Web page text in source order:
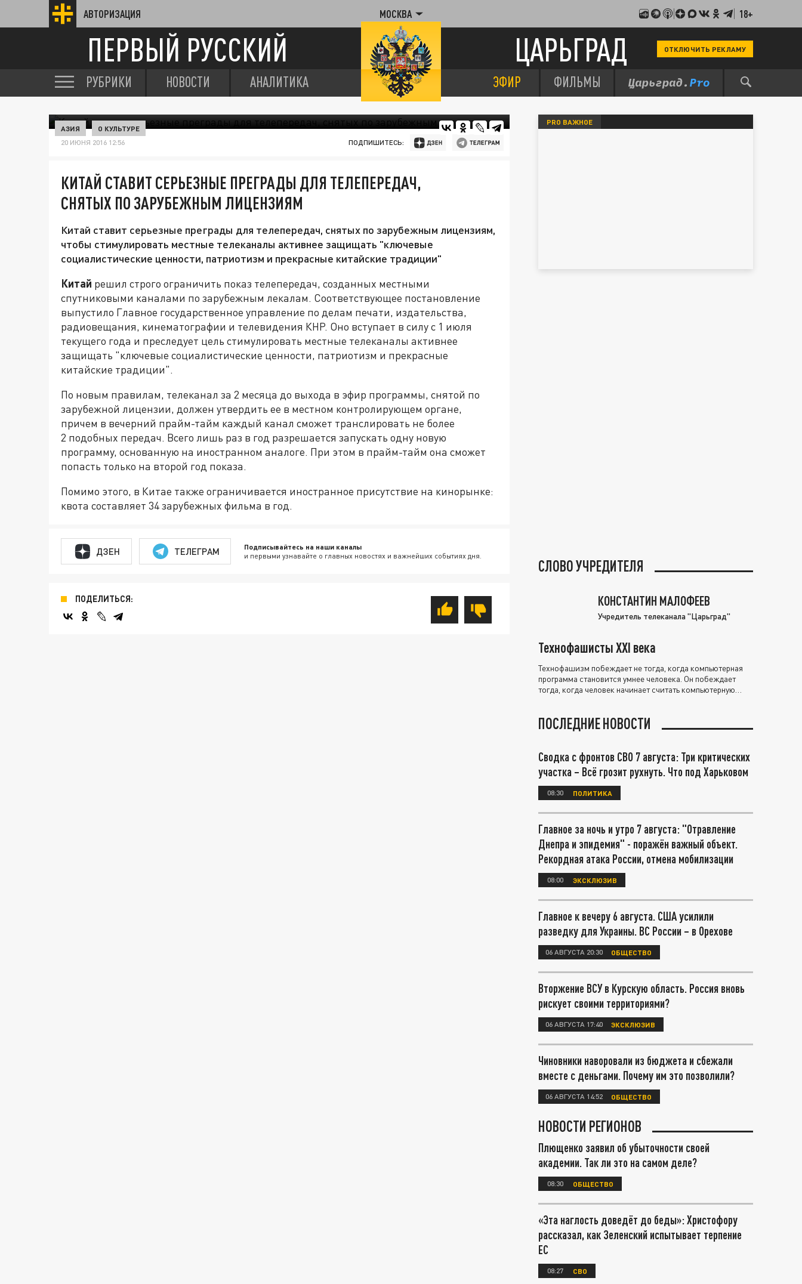
АВТОРИЗАЦИЯ МОСКВА 18+
ПЕРВЫЙ РУССКИЙ ЦАРЬГРАД ОТКЛЮЧИТЬ РЕКЛАМУ
РУБРИКИ НОВОСТИ АНАЛИТИКА ЭФИР ФИЛЬМЫ
АЗИЯ О КУЛЬТУРЕ
20 ИЮНЯ 2016 12:56 ПОДПИШИТЕСЬ:
КИТАЙ СТАВИТ СЕРЬЕЗНЫЕ ПРЕГРАДЫ ДЛЯ ТЕЛЕПЕРЕДАЧ,
СНЯТЫХ ПО ЗАРУБЕЖНЫМ ЛИЦЕНЗИЯМ
Китай ставит серьезные преграды для телепередач, снятых по зарубежным лицензиям,
чтобы стимулировать местные телеканалы активнее защищать "ключевые
социалистические ценности, патриотизм и прекрасные китайские традиции"
Китай решил строго ограничить показ телепередач, созданных местными
спутниковыми каналами по зарубежным лекалам. Соответствующее постановление
выпустило Главное государственное управление по делам печати, издательства,
радиовещания, кинематографии и телевидения КНР. Оно вступает в силу с 1 июля
текущего года и преследует цель стимулировать местные телеканалы активнее
защищать "ключевые социалистические ценности, патриотизм и прекрасные
китайские традиции".
По новым правилам, телеканал за 2 месяца до выхода в эфир программы, снятой по
зарубежной лицензии, должен утвердить ее в местном контролирующем органе,
причем в вечерний прайм-тайм каждый канал сможет транслировать не более
2 подобных передач. Всего лишь раз в год разрешается запускать одну новую
программу, основанную на иностранном аналоге. При этом в прайм-тайм она сможет
попасть только на второй год показа.
Помимо этого, в Китае также ограничивается иностранное присутствие на кинорынке:
квота составляет 34 зарубежных фильма в год.
ДЗЕН ТЕЛЕГРАМ Подписывайтесь на наши каналы
и первыми узнавайте о главных новостях и важнейших событиях дня.
ПОДЕЛИТЬСЯ:
PRO ВАЖНОЕ
СЛОВО УЧРЕДИТЕЛЯ
КОНСТАНТИН МАЛОФЕЕВ
Учредитель телеканала "Царьград"
Технофашисты XXI века
Технофашизм побеждает не тогда, когда компьютерная
программа становится умнее человека. Он побеждает
тогда, когда человек начинает считать компьютерную
ПОСЛЕДНИЕ НОВОСТИ
Сводка с фронтов СВО 7 августа: Три критических
участка – Всё грозит рухнуть. Что под Харьковом
08:30 ПОЛИТИКА
Главное за ночь и утро 7 августа: "Отравление
Днепра и эпидемия" - поражён важный объект.
Рекордная атака России, отмена мобилизации
08:00 ЭКСКЛЮЗИВ
Главное к вечеру 6 августа. США усилили
разведку для Украины. ВС России – в Орехове
06 АВГУСТА 20:30 ОБЩЕСТВО
Вторжение ВСУ в Курскую область. Россия вновь
рискует своими территориями?
06 АВГУСТА 17:40 ЭКСКЛЮЗИВ
Чиновники наворовали из бюджета и сбежали
вместе с деньгами. Почему им это позволили?
06 АВГУСТА 14:52 ОБЩЕСТВО
НОВОСТИ РЕГИОНОВ
Плющенко заявил об убыточности своей
академии. Так ли это на самом деле?
08:30 ОБЩЕСТВО
«Эта наглость доведёт до беды»: Христофору
рассказал, как Зеленский испытывает терпение
ЕС
08:27 СВО